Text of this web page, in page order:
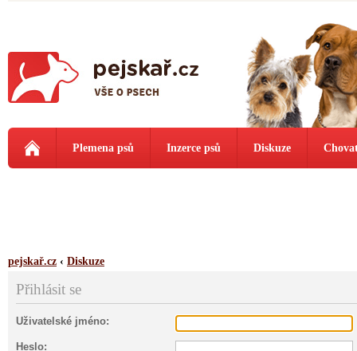
Plemena psů Inzerce psů Diskuze
pejskař.cz ‹ Diskuze
Přihlásit se
Uživatelské jméno:
Heslo: